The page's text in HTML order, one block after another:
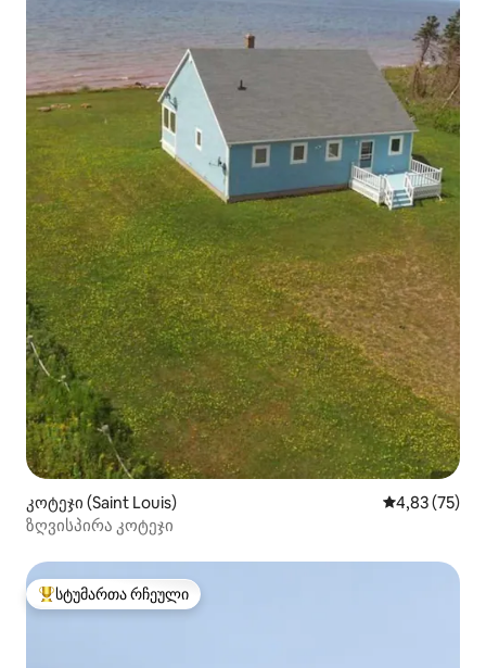
კოტეჯი (Saint Louis) საშუალო
4,83 (75)
ზღვისპირა კოტეჯი
სტუმართა რჩეული მოწინავე ვარიანტი
სტუმართა რჩეული